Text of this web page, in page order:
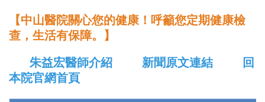
【中山醫院關心您的健康！呼籲您定期健康檢
查，生活有保障。】
朱益宏醫師介紹 新聞原文連結
回
本院官網首頁